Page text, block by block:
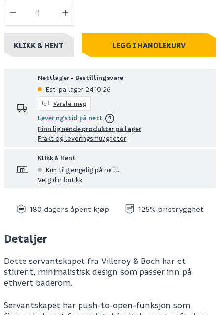
KLIKK & HENT LEGG I HANDLEKURV
Nettlager - Bestillingsvare
Est. på lager 24.10.26
Varsle meg
Leveringstid på nett
Finn lignende produkter på lager
Frakt og leveringsmuligheter
Klikk & Hent
Kun tilgjengelig på nett.
Velg din butikk
180 dagers åpent kjøp 125% pristrygghet
Detaljer
Dette servantskapet fra Villeroy & Boch har et
stilrent, minimalistisk design som passer inn på
ethvert baderom.
Servantskapet har push-to-open-funksjon som